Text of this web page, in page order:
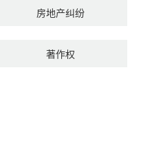
房地产纠纷
著作权